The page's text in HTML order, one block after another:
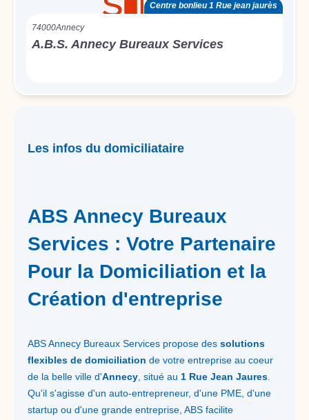
Centre bonlieu 1 Rue jean jaurès
74000Annecy
A.B.S. Annecy Bureaux Services
Les infos du domiciliataire
ABS Annecy Bureaux
Services : Votre Partenaire
Pour la Domiciliation et la
Création d'entreprise
ABS Annecy Bureaux Services propose des solutions
flexibles de domiciliation de votre entreprise au coeur
de la belle ville d'Annecy , situé au 1 Rue Jean Jaures
Qu'il s'agisse d'un auto-entrepreneur, d'une PME, d'une
startup ou d'une grande entreprise, ABS facilite